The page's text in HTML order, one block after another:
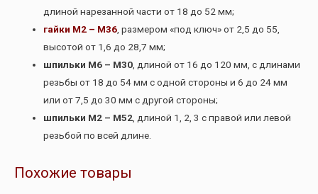
длиной нарезанной части от 18 до 52 мм;
гайки М2 – М36 , размером «под ключ» от 2,5 до 55,
высотой от 1,6 до 28,7 мм;
шпильки М6 – М30 , длиной от 16 до 120 мм, с длинами
резьбы от 18 до 54 мм с одной стороны и 6 до 24 мм
или от 7,5 до 30 мм с другой стороны;
шпильки М2 – М52 , длиной 1, 2, 3 с правой или левой
резьбой по всей длине.
Похожие товары